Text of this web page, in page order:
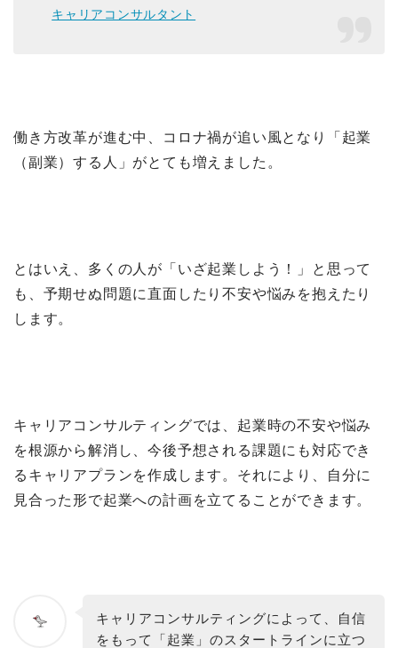
キャリアコンサルタント
働き方改革が進む中、コロナ禍が追い風となり「起業
（副業）する人」がとても増えました。
とはいえ、多くの人が「いざ起業しよう！」と思って
も、予期せぬ問題に直面したり不安や悩みを抱えたり
します。
キャリアコンサルティングでは、起業時の不安や悩み
を根源から解消し、今後予想される課題にも対応でき
るキャリアプランを作成します。それにより、自分に
見合った形で起業への計画を立てることができます。
キャリアコンサルティングによって、自信
をもって「起業」のスタートラインに立つ